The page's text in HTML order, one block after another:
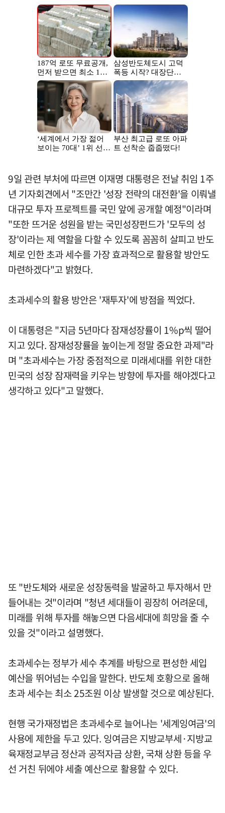
9일 관련 부처에 따르면 이재명 대통령은 전날 취임 1주
년 기자회견에서 "조만간 '성장 전략의 대전환'을 이뤄낼
대규모 투자 프로젝트를 국민 앞에 공개할 예정"이라며
"또한 뜨거운 성원을 받는 국민성장펀드가 '모두의 성
장'이라는 제 역할을 다할 수 있도록 꼼꼼히 살피고 반도
체로 인한 초과 세수를 가장 효과적으로 활용할 방안도
마련하겠다"고 밝혔다.
초과세수의 활용 방안은 '재투자'에 방점을 찍었다.
이 대통령은 "지금 5년마다 잠재성장률이 1%p씩 떨어
지고 있다. 잠재성장률을 높이는게 정말 중요한 과제"라
며 "초과세수는 가장 중점적으로 미래세대를 위한 대한
민국의 성장 잠재력을 키우는 방향에 투자를 해야겠다고
생각하고 있다"고 말했다.
또 "반도체와 새로운 성장동력을 발굴하고 투자해서 만
들어내는 것"이라며 "청년 세대들이 굉장히 어려운데,
미래를 위해 투자를 해놓으면 다음세대에 희망을 줄 수
있을 것"이라고 설명했다.
초과세수는 정부가 세수 추계를 바탕으로 편성한 세입
예산을 뛰어넘는 수입을 말한다. 반도체 호황으로 올해
초과 세수는 최소 25조원 이상 발생할 것으로 예상된다.
현행 국가재정법은 초과세수로 늘어나는 '세계잉여금'의
사용에 제한을 두고 있다. 잉여금은 지방교부세·지방교
육재정교부금 정산과 공적자금 상환, 국채 상환 등을 우
선 거친 뒤에야 세출 예산으로 활용할 수 있다.